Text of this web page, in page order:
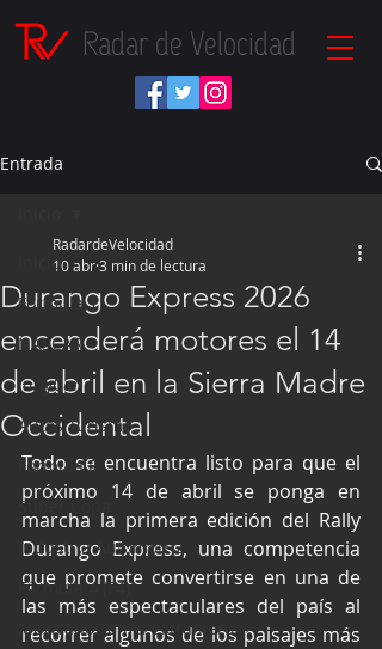
Radar de Velocidad
Entrada
Inicio
Fórmula 1
NASCAR
IndyCar
Autos Turismo
Fórmula E
Súper Copa
Industria Automotriz
Fórmula 4 (F4)
Mexicanos en el extranjero
Durango Express 2026
encenderá motores el 14
de abril en la Sierra Madre
Occidental
RadardeVelocidad
10 abr3 min de lectura
Todo se encuentra listo para que el
próximo 14 de abril se ponga en
marcha la primera edición del Rally
Durango Express, una competencia
que promete convertirse en una de
las más espectaculares del país al
recorrer algunos de los paisajes más